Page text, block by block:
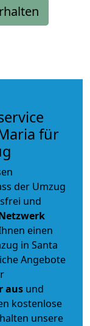
für
der Umzug
und
einen
in Santa
Angebote
aus und
kostenlose
unsere